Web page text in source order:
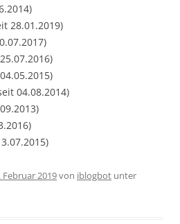
28.01.2019)
04.08.2014)
Februar 2019von iblogbot unter